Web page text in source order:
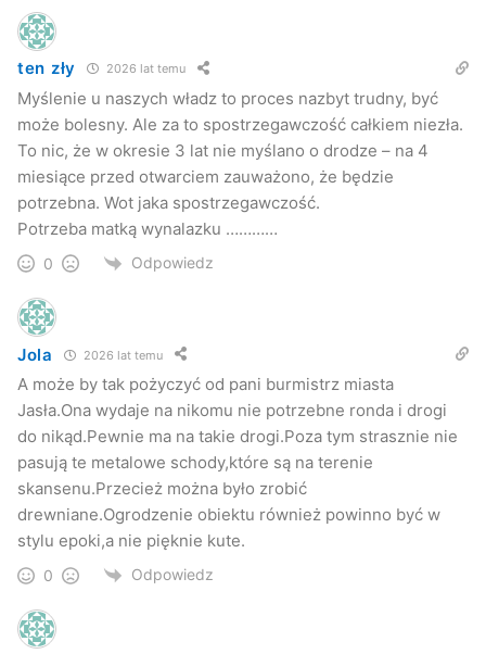
ten zły 2026 lat temu
Myślenie u naszych władz to proces nazbyt trudny, być
może bolesny. Ale za to spostrzegawczość całkiem niezła.
To nic, że w okresie 3 lat nie myślano o drodze – na 4
miesiące przed otwarciem zauważono, że będzie
potrzebna. Wot jaka spostrzegawczość.
Potrzeba matką wynalazku …………
0 Odpowiedz
Jola 2026 lat temu
A może by tak pożyczyć od pani burmistrz miasta
Jasła.Ona wydaje na nikomu nie potrzebne ronda i drogi
do nikąd.Pewnie ma na takie drogi.Poza tym strasznie nie
pasują te metalowe schody,które są na terenie
skansenu.Przecież można było zrobić
drewniane.Ogrodzenie obiektu również powinno być w
stylu epoki,a nie pięknie kute.
0 Odpowiedz